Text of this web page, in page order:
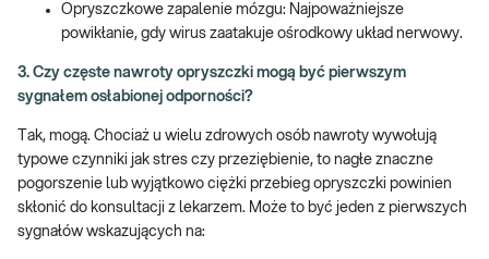
Opryszczkowe zapalenie mózgu: Najpoważniejsze
powikłanie, gdy wirus zaatakuje ośrodkowy układ nerwowy.
3. Czy częste nawroty opryszczki mogą być pierwszym
sygnałem osłabionej odporności?
Tak, mogą. Chociaż u wielu zdrowych osób nawroty wywołują
typowe czynniki jak stres czy przeziębienie, to nagłe znaczne
pogorszenie lub wyjątkowo ciężki przebieg opryszczki powinien
skłonić do konsultacji z lekarzem. Może to być jeden z pierwszych
sygnałów wskazujących na: